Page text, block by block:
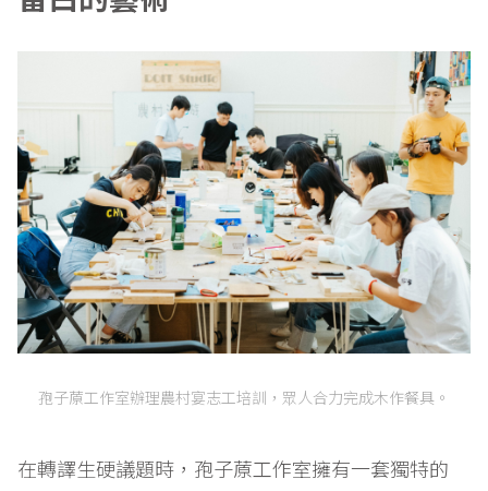
孢子蒝工作室辦理農村宴志工培訓，眾人合力完成木作餐具。
在轉譯生硬議題時，孢子蒝工作室擁有一套獨特的